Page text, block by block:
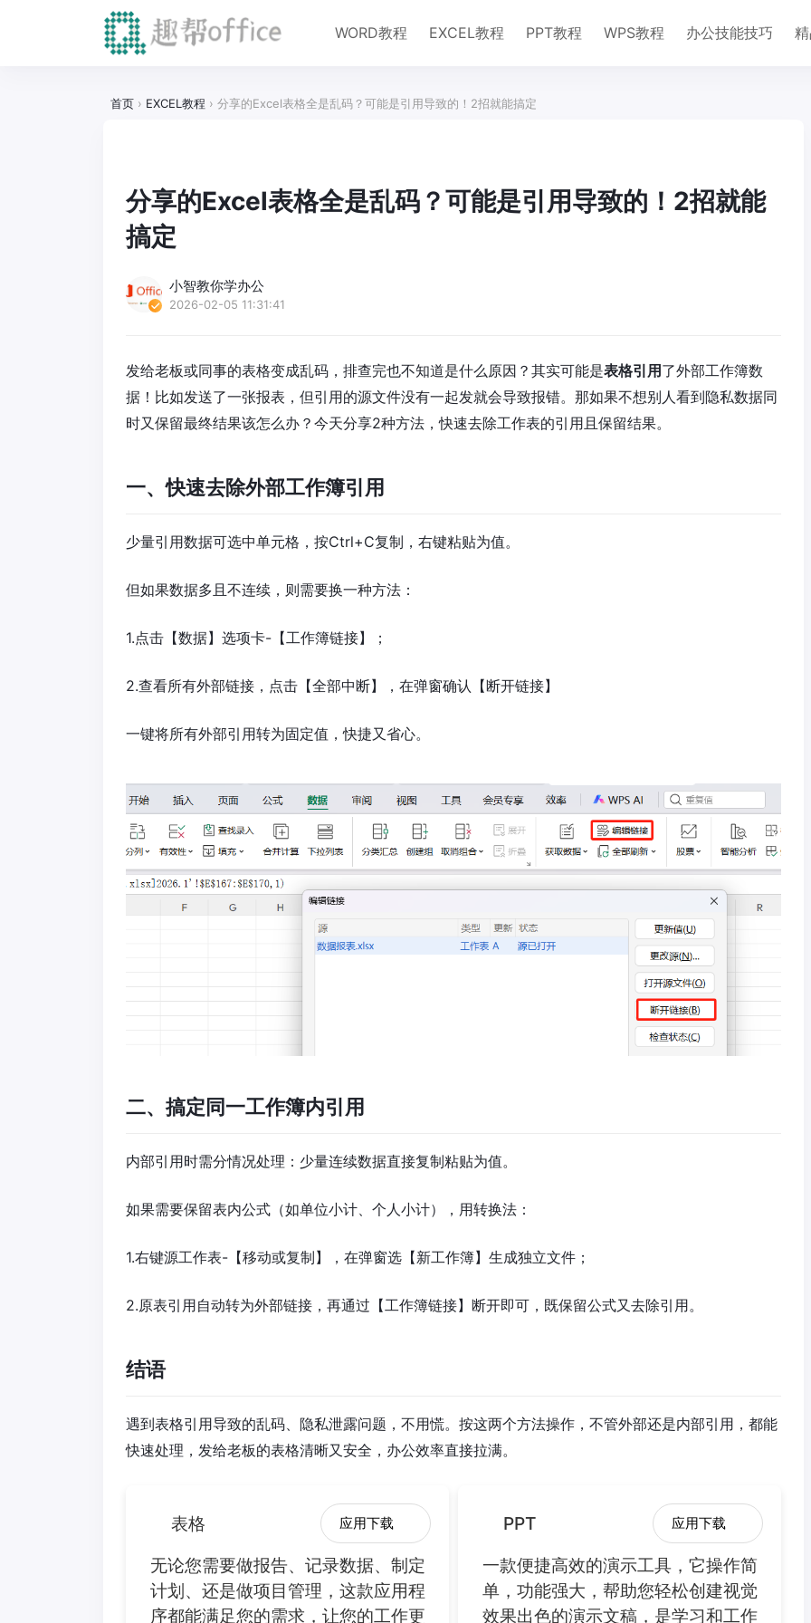
WORD教程 EXCEL教程 PPT教程 WPS教程 办公技能技巧
首页 › EXCEL教程 › 分享的Excel表格全是乱码？可能是引用导致的！2招就能搞定
分享的Excel表格全是乱码？可能是引用导致的！2招就能
搞定
小智教你学办公
2026-02-05 11:31:41
发给老板或同事的表格变成乱码，排查完也不知道是什么原因？其实可能是表格引用了外部工作簿数
据！比如发送了一张报表，但引用的源文件没有一起发就会导致报错。那如果不想别人看到隐私数据同
时又保留最终结果该怎么办？今天分享2种方法，快速去除工作表的引用且保留结果。
一、快速去除外部工作簿引用
少量引用数据可选中单元格，按Ctrl+C复制，右键粘贴为值。
但如果数据多且不连续，则需要换一种方法：
1.点击【数据】选项卡-【工作簿链接】；
2.查看所有外部链接，点击【全部中断】，在弹窗确认【断开链接】
一键将所有外部引用转为固定值，快捷又省心。
二、搞定同一工作簿内引用
内部引用时需分情况处理：少量连续数据直接复制粘贴为值。
如果需要保留表内公式（如单位小计、个人小计），用转换法：
1.右键源工作表-【移动或复制】，在弹窗选【新工作簿】生成独立文件；
2.原表引用自动转为外部链接，再通过【工作簿链接】断开即可，既保留公式又去除引用。
结语
遇到表格引用导致的乱码、隐私泄露问题，不用慌。按这两个方法操作，不管外部还是内部引用，都能
快速处理，发给老板的表格清晰又安全，办公效率直接拉满。
表格 应用下载
无论您需要做报告、记录数据、制定
计划、还是做项目管理，这款应用程
序都能满足您的需求，让您的工作更
PPT 应用下载
一款便捷高效的演示工具，它操作简
单，功能强大，帮助您轻松创建视觉
效果出色的演示文稿，是学习和工作